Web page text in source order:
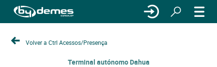
Volver a Ctrl Acessos/Presença
Terminal autónomo Dahua